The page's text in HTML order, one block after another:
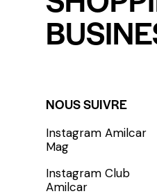
S'INCRIRE - SUBSCRIBE
NOUS SUIVRE
Instagram Amilcar
Mag
Instagram Club
Amilcar